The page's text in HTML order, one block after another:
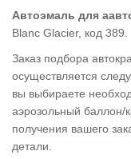
Автоэмаль для
Blanc Glacier, код 389.
Заказ подбора
осуществляется
вы выбираете
аэрозольный баллон/
получения вашего
детали.